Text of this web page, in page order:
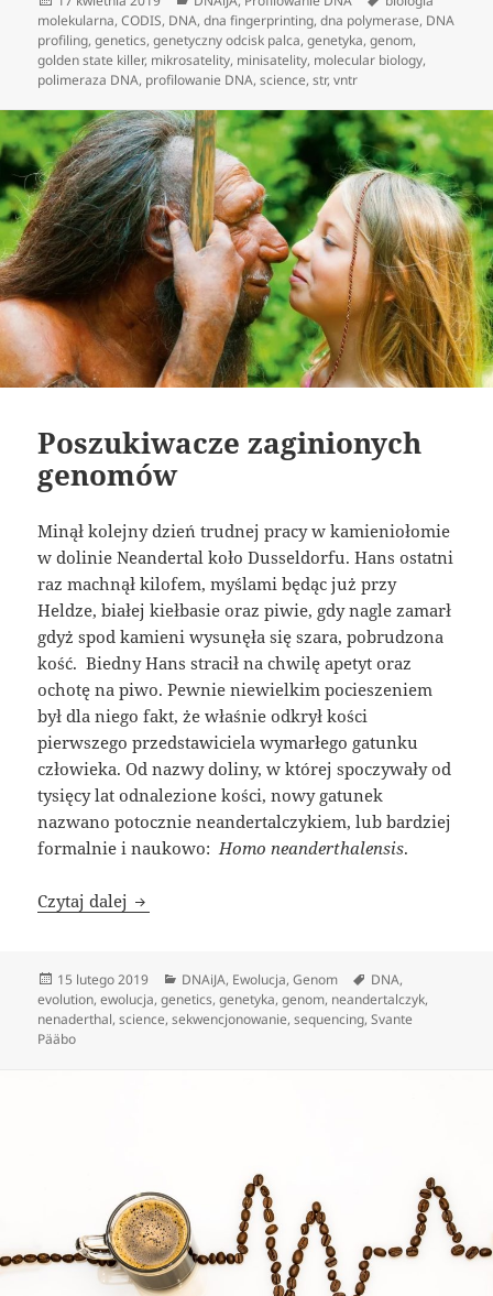
publikacji
molekularna,CODIS, DNA,dna fingerprinting,dna polymerase, DNA
profiling,genetics,genetyczny odcisk palca,genetyka,genom,
golden state killer, mikrosatelity, minisatelity, molecular biology,
polimeraza DNA, profilowanie DNA,science,str,vntr
Poszukiwacze zaginionych
genomów
Minął kolejny dzień trudnej pracy w kamieniołomie
w dolinie Neandertal koło Dusseldorfu. Hans ostatni
raz machnął kilofem, myślami będąc już przy
Heldze, białej kiełbasie oraz piwie, gdy nagle zamarł
gdyż spod kamieni wysunęła się szara, pobrudzona
kość. Biedny Hans stracił na chwilę apetyt oraz
ochotę na piwo. Pewnie niewielkim pocieszeniem
był dla niego fakt, że właśnie odkrył kości
pierwszego przedstawiciela wymarłego gatunku
człowieka. Od nazwy doliny, w której spoczywały od
tysięcy lat odnalezione kości, nowy gatunek
nazwano potocznie neandertalczykiem, lub bardziej
formalnie i naukowo: ​ Homo neanderthalensis.
Czytaj dalej Poszukiwacze zaginionych genomów
Data
publikacji
15 lutego 2019 Kategorie
DNAiJA, Ewolucja,Genom Tagi
DNA,
evolution,ewolucja,genetics,genetyka,genom, neandertalczyk,
nenaderthal,science,sekwencjonowanie,sequencing,Svante
Pääbo